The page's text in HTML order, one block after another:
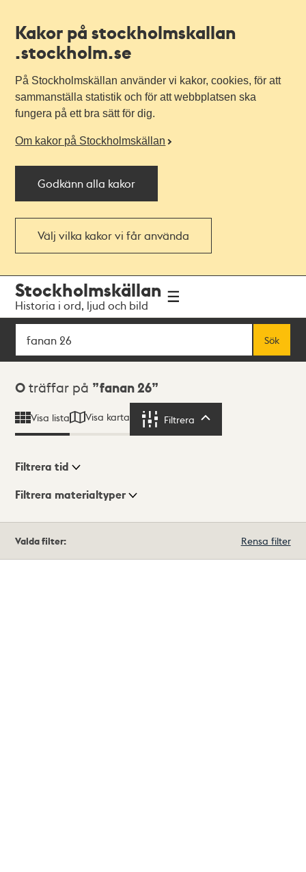
Kakor på stockholmskallan
.stockholm.se
På Stockholmskällan använder vi kakor, cookies, för att
sammanställa statistik och för att webbplatsen ska
fungera på ett bra sätt för dig.
Om kakor på Stockholmskällan
Godkänn alla kakor
Välj vilka kakor vi får använda
navigationen
huvudinnehållet
Stockholmskällan
Historia i ord, ljud och bild
Sök
Sök
Sökresultat
0 träffar på fanan 26
Visa lista Visa karta Filtrera
Visningsläge
Filtrera tid
Filtrera materialtyper
träffar
Valda filter: Rensa filter